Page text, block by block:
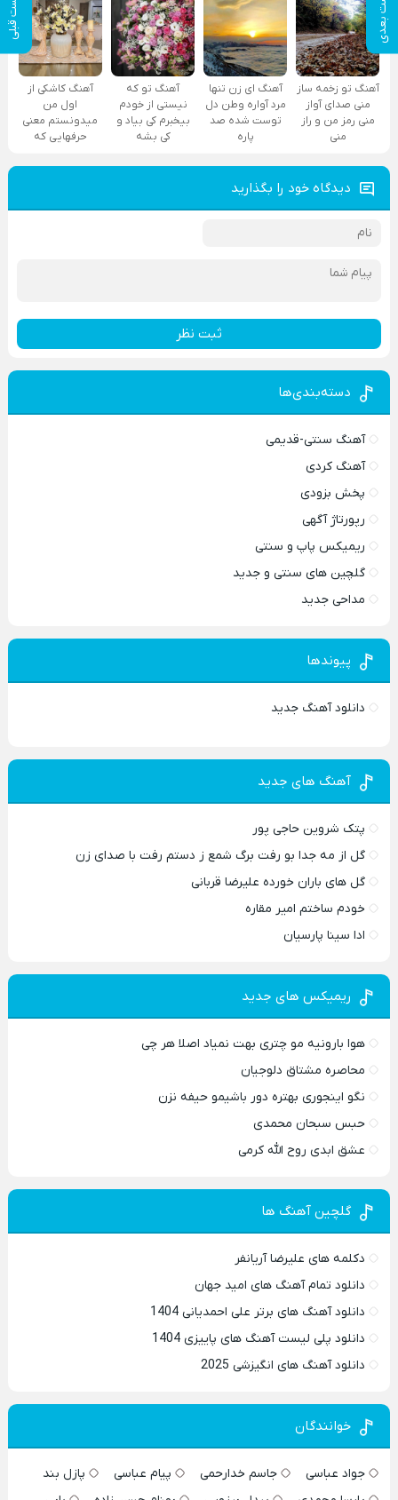
پست بعدی پست قبلی
آهنگ تو زخمه ساز
منی صدای آواز
منی رمز من و راز
منی
آهنگ ای زن تنها
مرد آواره وطن دل
توست شده صد
پاره
آهنگ تو که
نیستی از خودم
بیخبرم کی بیاد و
کی بشه
آهنگ کاشکی از
اول من
میدونستم معنی
حرفهایی که
دیدگاه خود را بگذارید
ثبت نظر
دسته‌بندی‌ها
آهنگ سنتی-قدیمی
آهنگ کردی
پخش بزودی
رپورتاژ آگهی
ریمیکس پاپ و سنتی
گلچین های سنتی و جدید
مداحی جدید
پیوندها
دانلود آهنگ جدید
آهنگ های جدید
پتک شروین حاجی پور
گل از مه جدا بو رفت برگ شمع ز دستم رفت با صدای زن
گل های باران خورده علیرضا قربانی
خودم ساختم امیر مقاره
ادا سینا پارسیان
ریمیکس های جدید
هوا بارونیه مو چتری بهت نمیاد اصلا هر چی
محاصره مشتاق دلوجیان
نگو اینجوری بهتره دور باشیمو حیفه نزن
حبس سبحان محمدی
عشق ابدی روح الله کرمی
گلچین آهنگ ها
دکلمه های علیرضا آریانفر
دانلود تمام آهنگ های امید جهان
دانلود آهنگ های برتر علی احمدیانی 1404
دانلود پلی لیست آهنگ های پاییزی 1404
دانلود آهنگ های انگیزشی 2025
خوانندگان
جواد عباسی جاسم خدارحمی پیام عباسی
پازل بند